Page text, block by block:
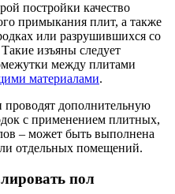
постройки качество
примыкания плит, а также
или разрушившихся со
изъяны следует
между плитами
материалами.
проводят дополнительную
с применением плитных,
– может быть выполнена
отдельных помещений.
пол